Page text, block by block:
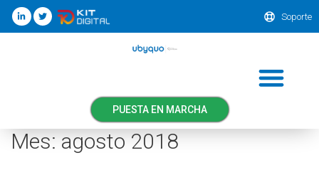
Soporte
PUESTA EN MARCHA
Mes:agosto 2018